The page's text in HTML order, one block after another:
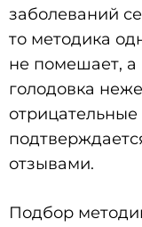
заболеваний
то методика
не помешает, а
голодовка
отрицательные
отзывами.
Подбор